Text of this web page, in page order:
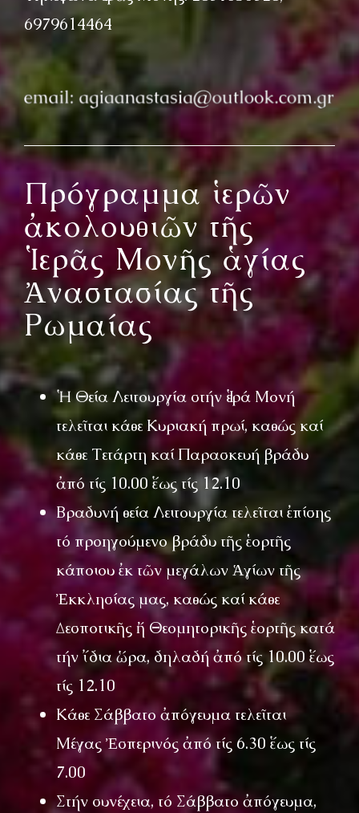
ΙΕΡΑΠΟΣΤΟΛΗ
ΕΠΙΚΟΙΝΩΝΙΑ
6979614464
Πρόγραμμα ἱερῶν
ἀκολουθιῶν τῆς
Ἱερᾶς Μονῆς ἁγίας
Ἀναστασίας τῆς
Ρωμαίας
Ἡ Θεία Λειτουργία στήν Ἱερά Μονή
τελεῖται κάθε Κυριακή πρωί, καθώς καί
κάθε Τετάρτη καί Παρασκευή βράδυ
ἀπό τίς 10.00 ἕως τίς 12.10
Βραδυνή θεία Λειτουργία τελεῖται ἐπίσης
τό προηγούμενο βράδυ τῆς ἑορτῆς
κάποιου ἐκ τῶν μεγάλων Ἁγίων τῆς
Ἐκκλησίας μας, καθώς καί κάθε
Δεσποτικῆς ἤ Θεομητορικῆς ἑορτῆς κατά
τήν ἴδια ὥρα, δηλαδή ἀπό τίς 10.00 ἕως
τίς 12.10
Κάθε Σάββατο ἀπόγευμα τελεῖται
Μέγας Ἐσπερινός ἀπό τίς 6.30 ἕως τίς
7.00
Στήν συνέχεια, τό Σάββατο ἀπόγευμα,